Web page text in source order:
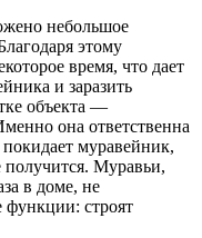
небольшое
этому
время, что дает
и заразить
объекта —
она ответственна
муравейник,
Муравьи,
в доме, не
строят